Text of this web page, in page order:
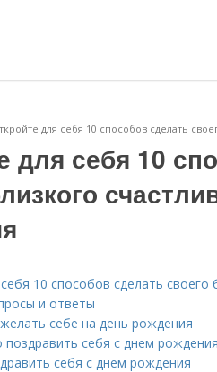
для себя 10 способов сделать
для себя 10
10 способов сделать
и ответы
себе на день рождения
поздравить себя с днем рождения
себя с днем рождения